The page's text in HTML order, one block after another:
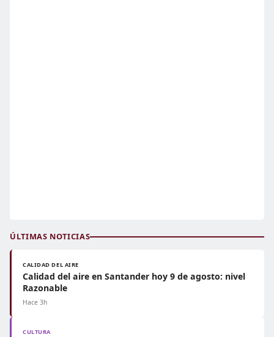
ÚLTIMAS NOTICIAS
CALIDAD DEL AIRE
Calidad del aire en Santander hoy 9 de agosto: nivel
Razonable
Hace 3h
CULTURA